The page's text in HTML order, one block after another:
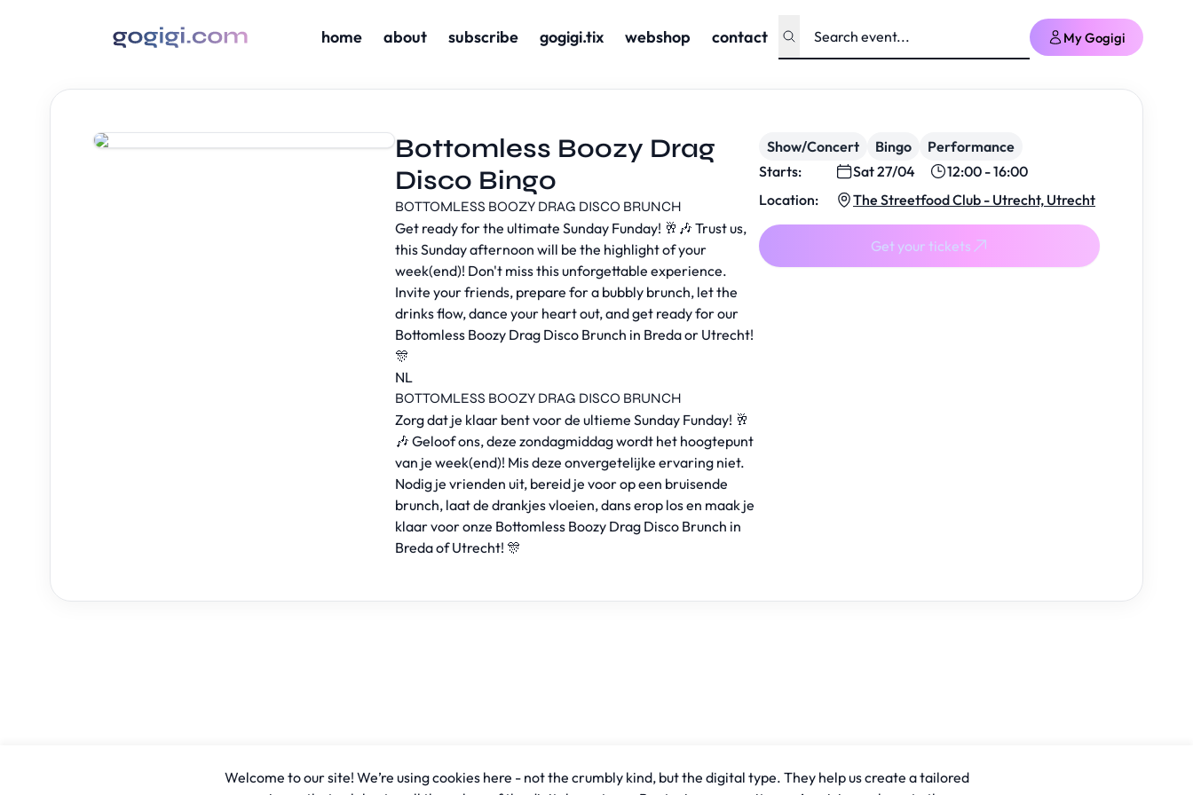
home about subscribe gogigi.tix webshop contact My Gogigi
Bottomless Boozy Drag
Disco Bingo
BOTTOMLESS BOOZY DRAG DISCO BRUNCH
Get ready for the ultimate Sunday Funday! 🥂🎶 Trust us,
this Sunday afternoon will be the highlight of your
week(end)! Don't miss this unforgettable experience.
Invite your friends, prepare for a bubbly brunch, let the
drinks flow, dance your heart out, and get ready for our
Bottomless Boozy Drag Disco Brunch in Breda or Utrecht!
🎊
NL
BOTTOMLESS BOOZY DRAG DISCO BRUNCH
Zorg dat je klaar bent voor de ultieme Sunday Funday! 🥂
🎶 Geloof ons, deze zondagmiddag wordt het hoogtepunt
van je week(end)! Mis deze onvergetelijke ervaring niet.
Nodig je vrienden uit, bereid je voor op een bruisende
brunch, laat de drankjes vloeien, dans erop los en maak je
klaar voor onze Bottomless Boozy Drag Disco Brunch in
Breda of Utrecht! 🎊
Show/Concert Bingo
Performance
Starts:
Sat 27/04
12:00 - 16:00
Location:
The Streetfood Club - Utrecht, Utrecht
Get your tickets
Welcome to our site! We’re using cookies here - not the crumbly kind, but the digital type. They help us create a tailored